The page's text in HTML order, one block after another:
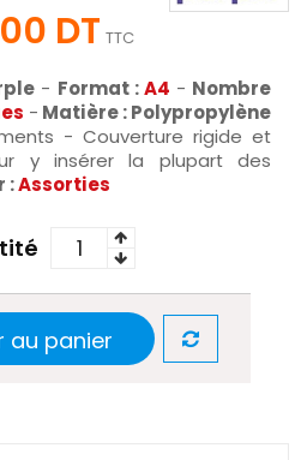
DT TTC
- Format :A4 - Nombre
s - Matière : Polypropylène
- Couverture rigide et
y insérer la plupart des
:Assorties
au panier